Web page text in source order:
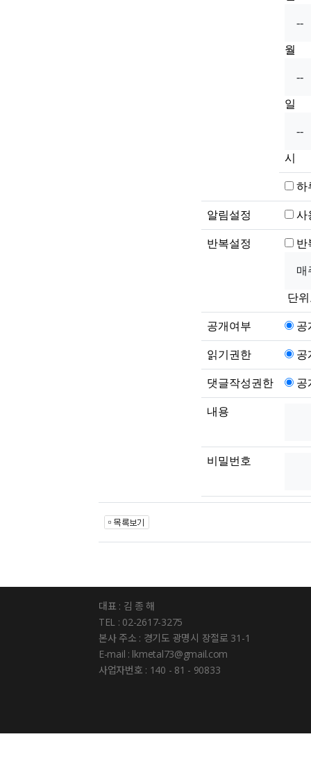
월
일
시
하
알림설정 사
반복설정
단
공개여부
읽기권한
댓글작성권한
내용
비밀번호
대표 : 김 종 해
TEL : 02-2617-3275
본사 주소 : 경기도 광명시 장절로 31-1
E-mail : lkmetal73@gmail.com
사업자번호 : 140 - 81 - 90833